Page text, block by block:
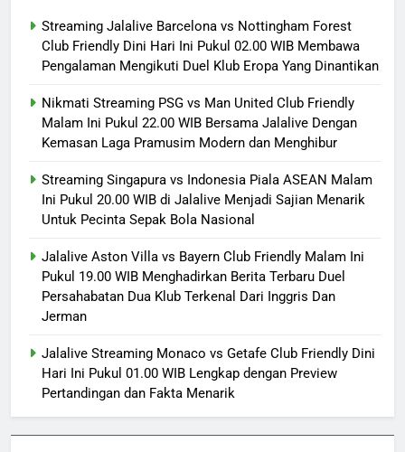
Streaming Jalalive Barcelona vs Nottingham Forest
Club Friendly Dini Hari Ini Pukul 02.00 WIB Membawa
Pengalaman Mengikuti Duel Klub Eropa Yang Dinantikan
Nikmati Streaming PSG vs Man United Club Friendly
Malam Ini Pukul 22.00 WIB Bersama Jalalive Dengan
Kemasan Laga Pramusim Modern dan Menghibur
Streaming Singapura vs Indonesia Piala ASEAN Malam
Ini Pukul 20.00 WIB di Jalalive Menjadi Sajian Menarik
Untuk Pecinta Sepak Bola Nasional
Jalalive Aston Villa vs Bayern Club Friendly Malam Ini
Pukul 19.00 WIB Menghadirkan Berita Terbaru Duel
Persahabatan Dua Klub Terkenal Dari Inggris Dan
Jerman
Jalalive Streaming Monaco vs Getafe Club Friendly Dini
Hari Ini Pukul 01.00 WIB Lengkap dengan Preview
Pertandingan dan Fakta Menarik